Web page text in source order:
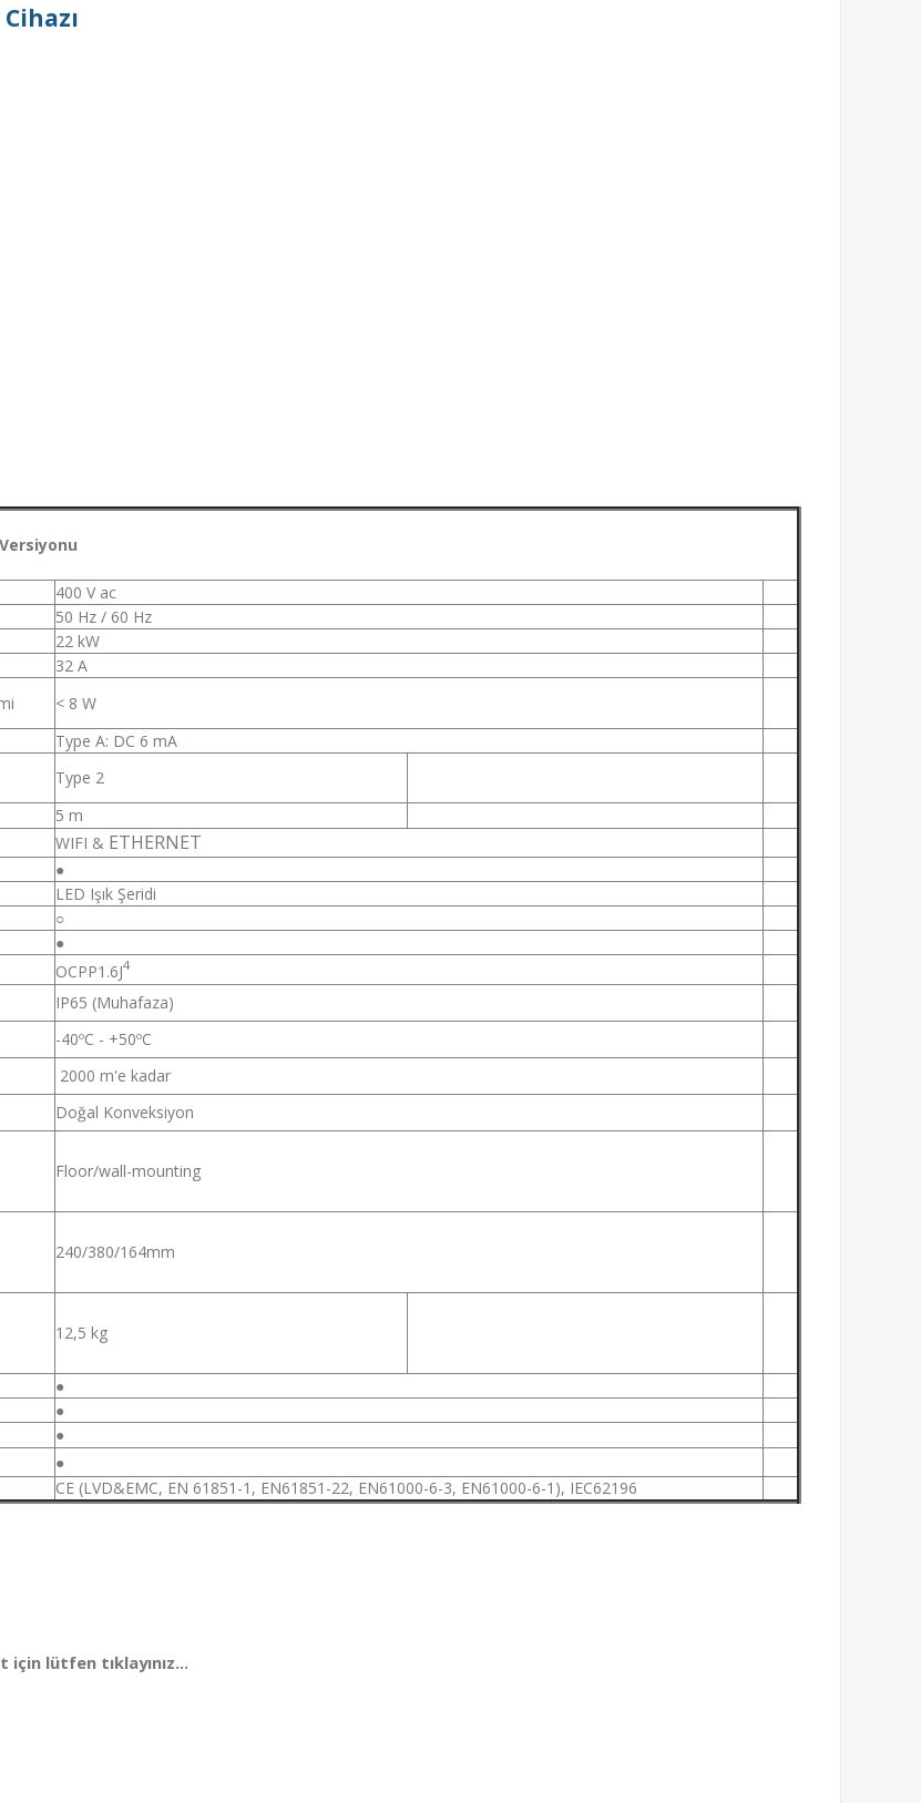
400 V ac
50 Hz / 60 Hz
22 kW
32 A
< 8 W
Type A: DC 6 mA
Type 2
5 m
WIFI & ETHERNET
●
LED Işık Şeridi
○
●
OCPP1.6J4
IP65 (Muhafaza)
-40ºC - +50ºC
2000 m'e kadar
Doğal Konveksiyon
Floor/wall-mounting
240/380/164mm
12,5 kg
●
●
●
●
CE (LVD&EMC, EN 61851-1, EN61851-22, EN61000-6-3, EN61000-6-1), IEC62196
için lütfen tıklayınız...